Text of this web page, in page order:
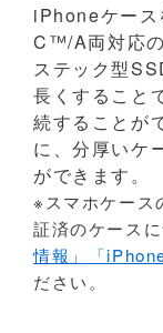
iPhoneケース
C™/A両対応
ステック型
長くすること
続することが
に、分厚いケ
ができます。
※スマホケース
証済のケース
情報」
「
ださい。